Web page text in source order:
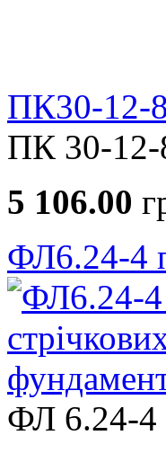
ПК30-12-8
ПК 30-12-
5 106.00
ФЛ6.24-4
ФЛ 6.24-4